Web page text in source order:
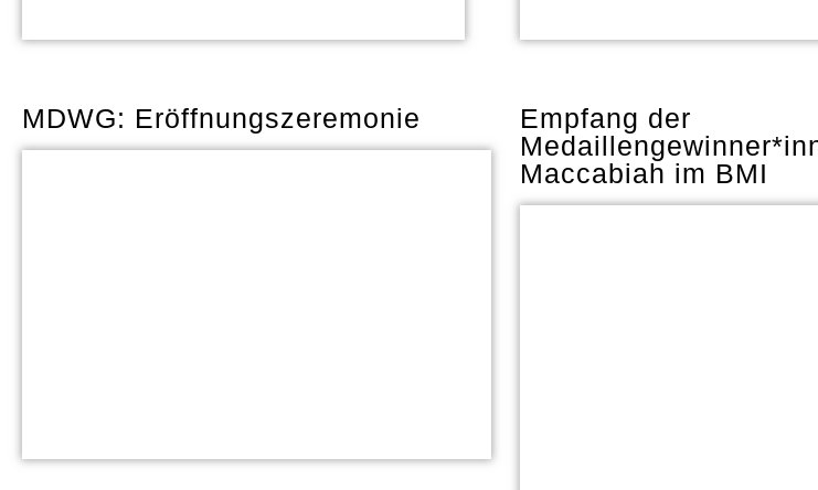
MDWG: Eröffnungszeremonie
Empfang der
Maccabiah im BMI